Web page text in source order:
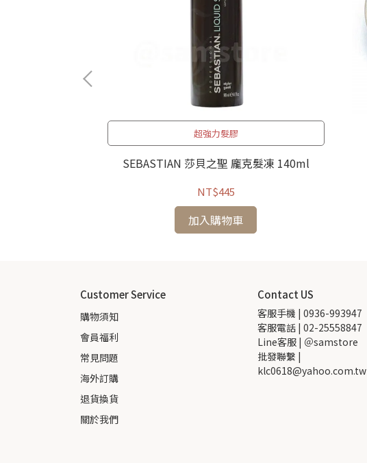
超強力髮膠
SEBASTIAN 莎貝之聖 龐克髮凍 140ml
NT$445
加入購物車
Customer Service
購物須知
會員福利
常見問題
海外訂購
退貨換貨
關於我們
Contact US
客服手機 | 0936-993947
客服電話 | 02-25558847
Line客服 | ＠samstore
批發聯繫 |
klc0618@yahoo.com.tw